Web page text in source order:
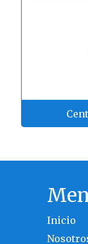
Inicio